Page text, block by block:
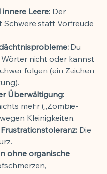
Leere: Der
Schwere statt Vorfreude
Du
nicht oder kannst
folgen (ein Zeichen
Überwältigung:
mehr („Zombie-
Kleinigkeiten.
Die
ohne organische